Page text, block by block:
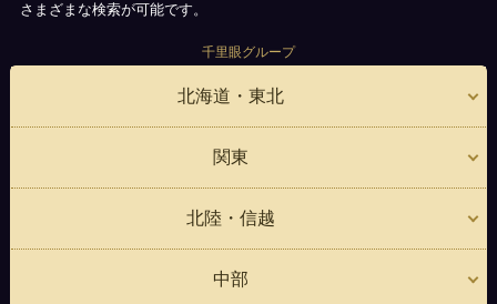
さまざまな検索が可能です。
千里眼グループ
北海道・東北
関東
北陸・信越
中部